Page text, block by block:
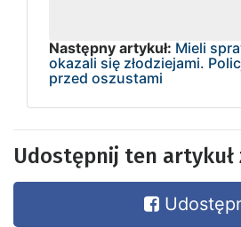
Następny artykuł: Mieli
okazali się złodziejami.
przed oszustami
Udostępnij ten artykuł